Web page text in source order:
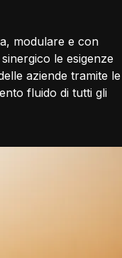
modulare e con
le esigenze
aziende tramite le
fluido di tutti gli